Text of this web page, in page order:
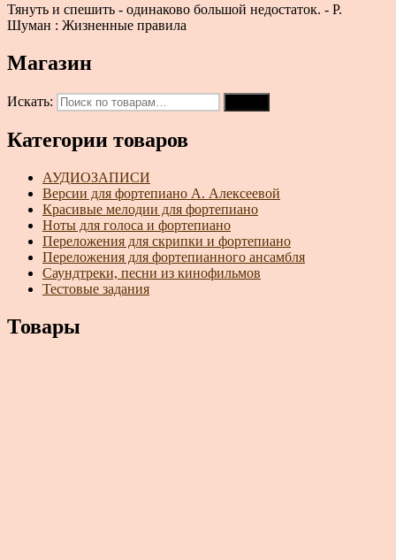
Тянуть и спешить - одинаково большой недостаток. - Р.
Шуман : Жизненные правила
Магазин
Искать:
Категории товаров
АУДИОЗАПИСИ
Версии для фортепиано А. Алексеевой
Красивые мелодии для фортепиано
Ноты для голоса и фортепиано
Переложения для скрипки и фортепиано
Переложения для фортепианного ансамбля
Саундтреки, песни из кинофильмов
Тестовые задания
Товары